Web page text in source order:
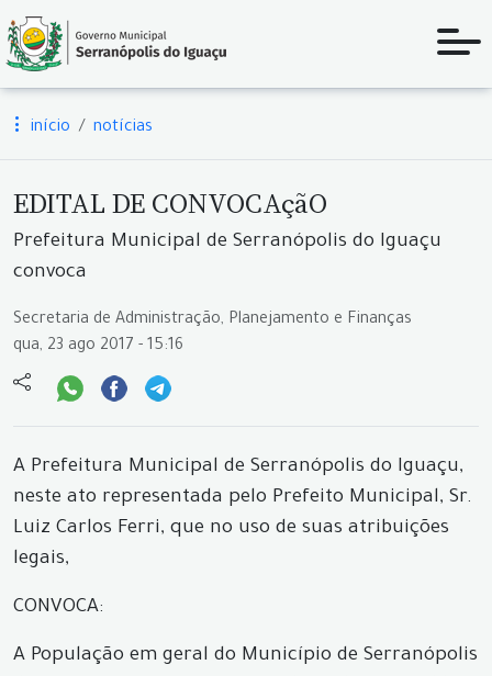
início notícias
EDITAL DE CONVOCAçãO
Prefeitura Municipal de Serranópolis do Iguaçu
convoca
Secretaria de Administração, Planejamento e Finanças
qua, 23 ago 2017 - 15:16
A Prefeitura Municipal de Serranópolis do Iguaçu,
neste ato representada pelo Prefeito Municipal, Sr.
Luiz Carlos Ferri, que no uso de suas atribuições
legais,
CONVOCA:
A População em geral do Município de Serranópolis